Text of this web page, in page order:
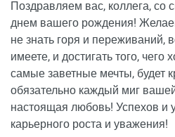
Поздравляем вас, коллега, со
днем вашего рождения!
не знать горя и переживаний,
имеете, и достигать того, чего
самые заветные мечты, будет
обязательно каждый миг
настоящая любовь! Успехов и
карьерного роста и уважения!